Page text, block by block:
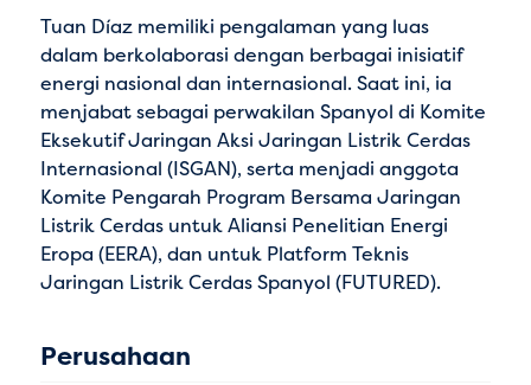
Tuan Díaz memiliki pengalaman yang luas
dalam berkolaborasi dengan berbagai inisiatif
energi nasional dan internasional. Saat ini, ia
menjabat sebagai perwakilan Spanyol di Komite
Eksekutif Jaringan Aksi Jaringan Listrik Cerdas
Internasional (ISGAN), serta menjadi anggota
Komite Pengarah Program Bersama Jaringan
Listrik Cerdas untuk Aliansi Penelitian Energi
Eropa (EERA), dan untuk Platform Teknis
Jaringan Listrik Cerdas Spanyol (FUTURED).
Perusahaan